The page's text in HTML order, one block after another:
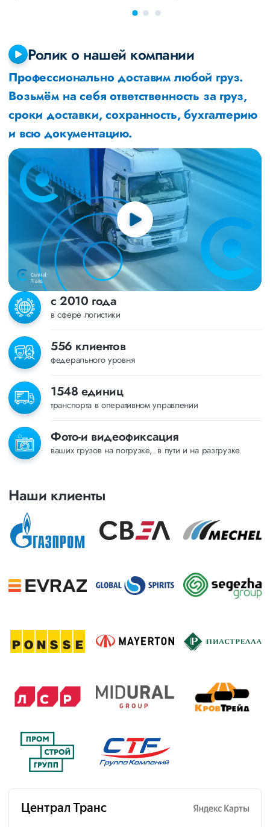
Ролик о нашей компании
Профессионально доставим любой груз.
Возьмём на себя ответственность за груз,
сроки доставки, сохранность, бухгалтерию
и всю документацию.
с 2010 года
в сфере логистики
556 клиентов
федерального уровня
1548 единиц
транспорта в оперативном управлении
Фото-и видеофиксация
ваших грузов на погрузке, в пути и на разгрузке
Наши клиенты